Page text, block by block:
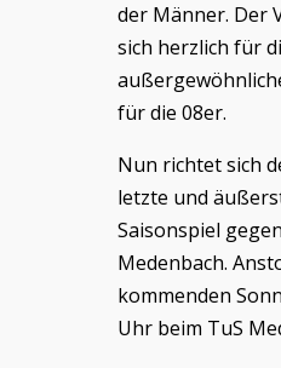
der Männer. Der
sich herzlich für
für die 08er.
Nun richtet sich
letzte und
Saisonspiel
Medenbach.
kommenden
Uhr beim TuS